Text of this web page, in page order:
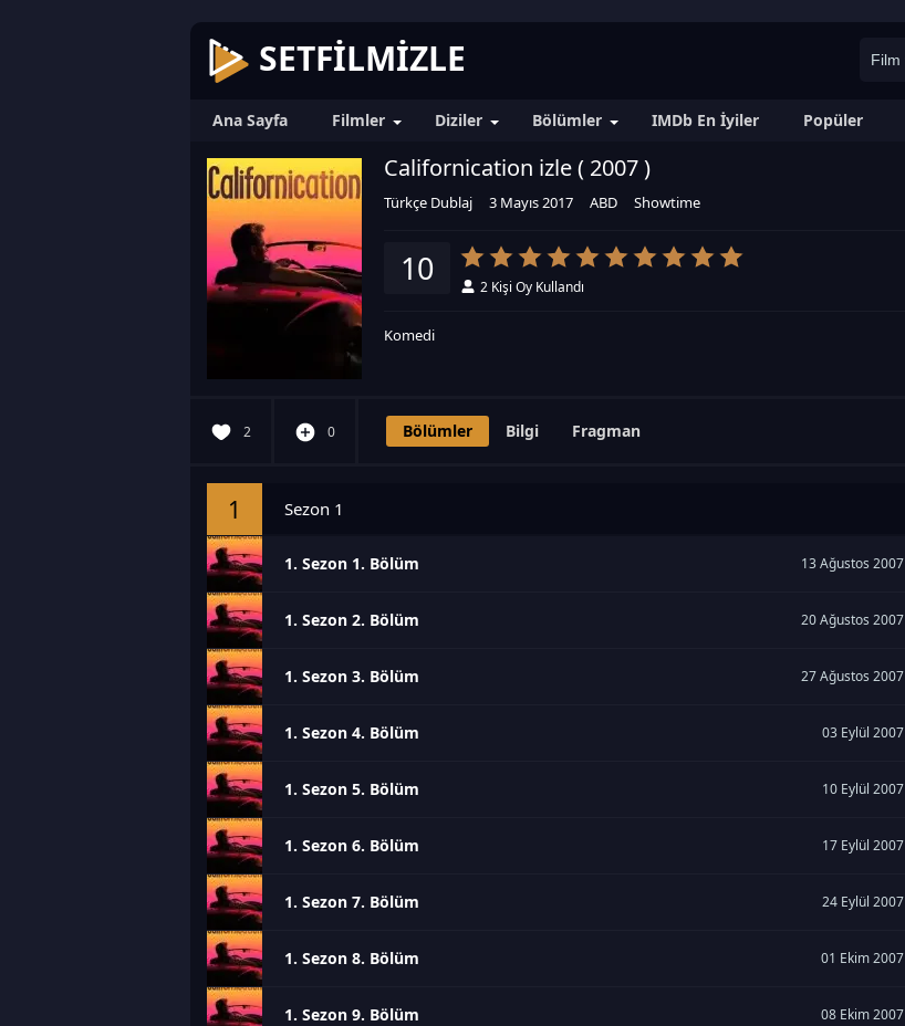
SETFILMIZLE
Ana Sayfa Filmler Diziler Bölümler IMDb En İyiler Popüler
Californication izle ( 2007)
Türkçe Dublaj 3 Mayıs 2017 ABD Showtime
10 2 Kişi Oy Kullandı
Komedi
2 0 Bölümler Bilgi Fragman
1 Sezon 1
1. Sezon 1. Bölüm 13 Ağustos 2007
1. Sezon 2. Bölüm 20 Ağustos 2007
1. Sezon 3. Bölüm 27 Ağustos 2007
1. Sezon 4. Bölüm 03 Eylül 2007
1. Sezon 5. Bölüm 10 Eylül 2007
1. Sezon 6. Bölüm 17 Eylül 2007
1. Sezon 7. Bölüm 24 Eylül 2007
1. Sezon 8. Bölüm 01 Ekim 2007
1. Sezon 9. Bölüm 08 Ekim 2007